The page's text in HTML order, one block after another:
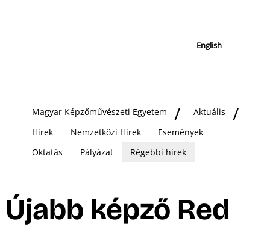
English
Magyar Képzőművészeti Egyetem
Aktuális
Hírek
Nemzetközi Hírek
Események
Oktatás
Pályázat Régebbi hírek
Újabb képző Red